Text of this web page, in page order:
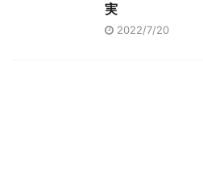
実
2022/7/20